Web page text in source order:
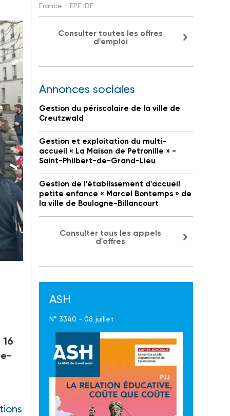
France - EPE IDF
Consulter toutes les offres
d'emploi
Annonces sociales
Gestion du périscolaire de la ville de
Creutzwald
Gestion et exploitation du multi-
accueil « La Maison de Petronille » -
Saint-Philbert-de-Grand-Lieu
Gestion de l'établissement d'accueil
petite enfance « Marcel Bontemps » de
la ville de Boulogne-Billancourt
Consulter tous les appels
d'offres
ASH
N° 3340 - 08 juillet